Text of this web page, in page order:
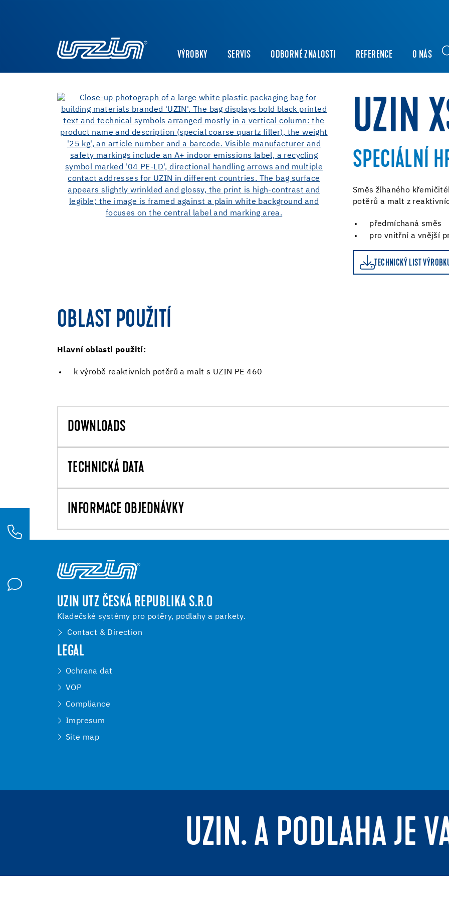
VÝROBKY SERVIS ODBORNÉ ZNALOSTI REFERENCE O NÁS
UZIN
SPECIÁLNÍ
Směs žíhaného
potěrů a malt z
předmíchaná směs
pro vnitřní a vnější
TECHNICKÝ LIST
OBLAST POUŽITÍ
Hlavní oblasti použití:
k výrobě reaktivních potěrů a malt s UZIN PE 460
DOWNLOADS
TECHNICKÁ DATA
INFORMACE OBJEDNÁVKY
UZIN UTZ ČESKÁ REPUBLIKA S.R.O
Kladečské systémy pro potěry, podlahy a parkety.
Contact & Direction
LEGAL
Ochrana dat
VOP
Compliance
Impresum
Site map
UZIN. A PODLAHA JE